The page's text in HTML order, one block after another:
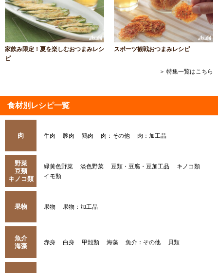
家飲み限定！夏を楽しむおつまみレシ
ピ
スポーツ観戦おつまみレシピ
＞ 特集一覧はこちら
食材別レシピ一覧
肉 牛肉 豚肉 鶏肉 肉：その他 肉：加工品
野菜
豆類
キノコ類
緑黄色野菜 淡色野菜 豆類・豆腐・豆加工品
キノコ類
イモ類
果物 果物 果物：加工品
魚介
海藻
赤身 白身 甲殻類 海藻 魚介：その他 貝類